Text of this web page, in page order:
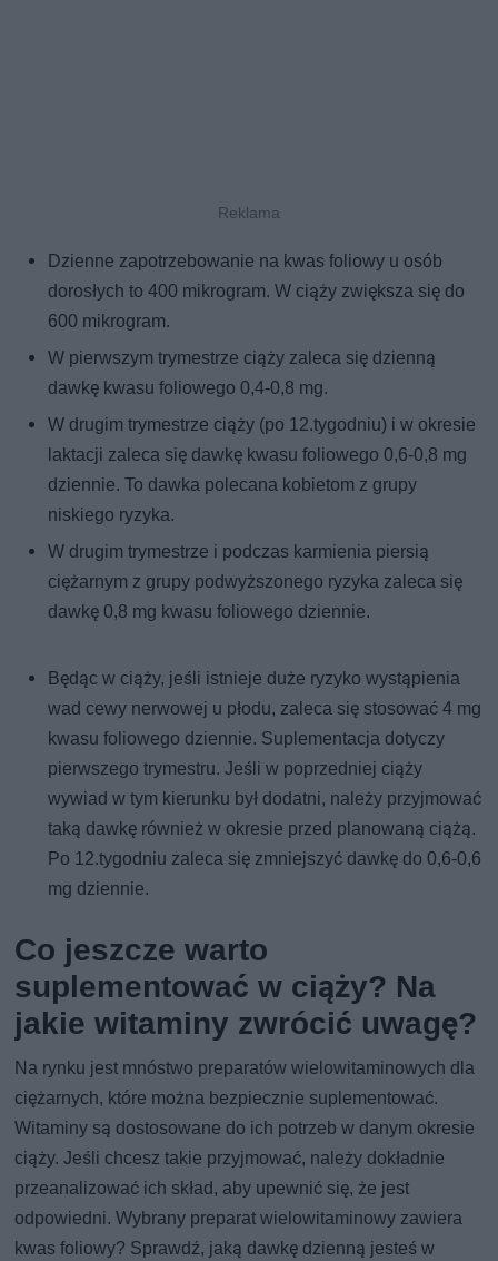
Dzienne zapotrzebowanie na kwas foliowy u osób
dorosłych to 400 mikrogram. W ciąży zwiększa się do
600 mikrogram.
W pierwszym trymestrze ciąży zaleca się dzienną
dawkę kwasu foliowego 0,4-0,8 mg.
W drugim trymestrze ciąży (po 12.tygodniu) i w okresie
laktacji zaleca się dawkę kwasu foliowego 0,6-0,8 mg
dziennie. To dawka polecana kobietom z grupy
niskiego ryzyka.
W drugim trymestrze i podczas karmienia piersią
ciężarnym z grupy podwyższonego ryzyka zaleca się
dawkę 0,8 mg kwasu foliowego dziennie.
Będąc w ciąży, jeśli istnieje duże ryzyko wystąpienia
wad cewy nerwowej u płodu, zaleca się stosować 4 mg
kwasu foliowego dziennie. Suplementacja dotyczy
pierwszego trymestru. Jeśli w poprzedniej ciąży
wywiad w tym kierunku był dodatni, należy przyjmować
taką dawkę również w okresie przed planowaną ciążą.
Po 12.tygodniu zaleca się zmniejszyć dawkę do 0,6-0,6
mg dziennie.
Co jeszcze warto
suplementować w ciąży? Na
jakie witaminy zwrócić uwagę?
Na rynku jest mnóstwo preparatów wielowitaminowych dla
ciężarnych, które można bezpiecznie suplementować.
Witaminy są dostosowane do ich potrzeb w danym okresie
ciąży. Jeśli chcesz takie przyjmować, należy dokładnie
przeanalizować ich skład, aby upewnić się, że jest
odpowiedni. Wybrany preparat wielowitaminowy zawiera
kwas foliowy? Sprawdź, jaką dawkę dzienną jesteś w